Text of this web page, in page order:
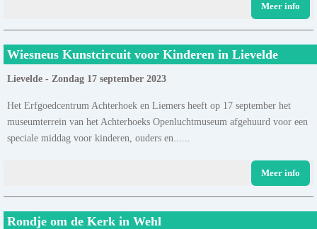
Meer info
Wiesneus Kunstcircuit voor Kinderen in Lievelde
Lievelde - Zondag 17 september 2023
Het Erfgoedcentrum Achterhoek en Liemers heeft op 17 september het
museumterrein van het Achterhoeks Openluchtmuseum afgehuurd voor een
speciale middag voor kinderen, ouders en......
Meer info
Rondje om de Kerk in Wehl